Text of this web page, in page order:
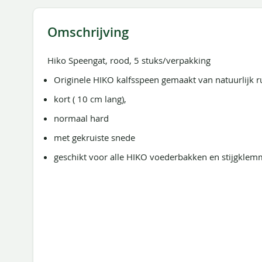
afbeeldingen-
gallerijOmschrijving
Hiko Speengat, rood, 5 stuks/verpakking
Originele HIKO kalfsspeen gemaakt van natuurlijk
kort ( 10 cm lang),
normaal hard
met gekruiste snede
geschikt voor alle HIKO voederbakken en